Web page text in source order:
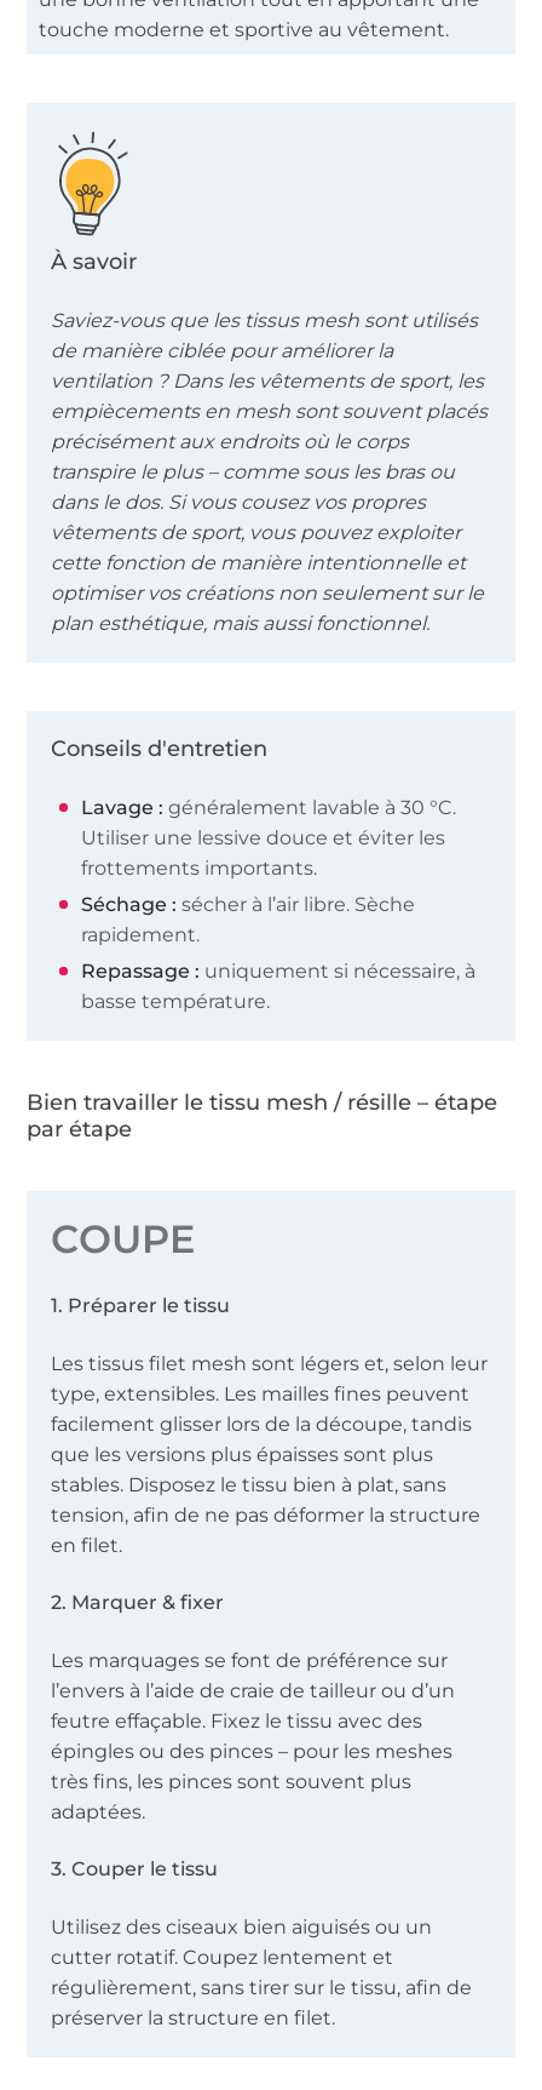
touche moderne et sportive au vêtement.
À savoir
Saviez-vous que les tissus mesh sont utilisés
de manière ciblée pour améliorer la
ventilation ? Dans les vêtements de sport, les
empiècements en mesh sont souvent placés
précisément aux endroits où le corps
transpire le plus – comme sous les bras ou
dans le dos. Si vous cousez vos propres
vêtements de sport, vous pouvez exploiter
cette fonction de manière intentionnelle et
optimiser vos créations non seulement sur le
plan esthétique, mais aussi fonctionnel.
Conseils d'entretien
Lavage : généralement lavable à 30 °C.
Utiliser une lessive douce et éviter les
frottements importants.
Séchage : sécher à l’air libre. Sèche
rapidement.
Repassage : uniquement si nécessaire, à
basse température.
Bien travailler le tissu mesh / résille – étape
par étape
COUPE
1. Préparer le tissu
Les tissus filet mesh sont légers et, selon leur
type, extensibles. Les mailles fines peuvent
facilement glisser lors de la découpe, tandis
que les versions plus épaisses sont plus
stables. Disposez le tissu bien à plat, sans
tension, afin de ne pas déformer la structure
en filet.
2. Marquer & fixer
Les marquages se font de préférence sur
l’envers à l’aide de craie de tailleur ou d’un
feutre effaçable. Fixez le tissu avec des
épingles ou des pinces – pour les meshes
très fins, les pinces sont souvent plus
adaptées.
3. Couper le tissu
Utilisez des ciseaux bien aiguisés ou un
cutter rotatif. Coupez lentement et
régulièrement, sans tirer sur le tissu, afin de
préserver la structure en filet.